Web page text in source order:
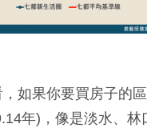
如果你要買房子的
年)，像是淡水、林